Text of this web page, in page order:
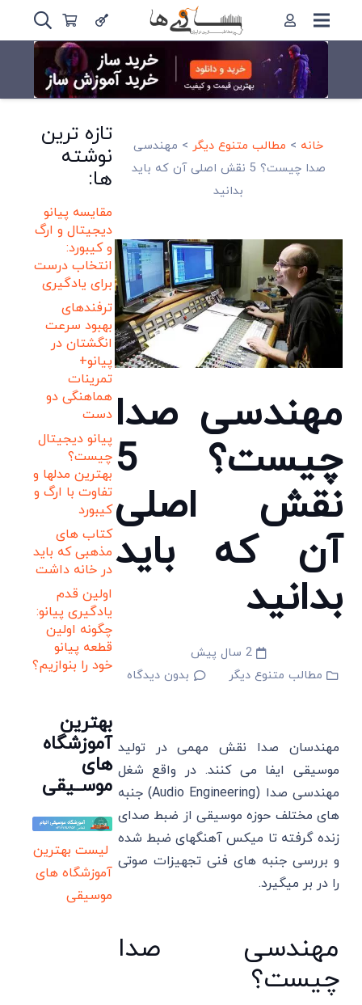
خانه > مطالب متنوع دیگر> مهندسی
صدا چیست؟ 5 نقش اصلی آن که باید
بدانید
مهندسی صدا
چیست؟ 5
نقش اصلی
آن که باید
بدانید
2 سال پیش
مطالب متنوع دیگر
بدون دیدگاه
مهندسان صدا نقش مهمی در تولید
موسیقی ایفا می کنند. در واقع شغل
مهندسی صدا (Audio Engineering) جنبه
های مختلف حوزه موسیقی از ضبط صدای
زنده گرفته تا میکس آهنگهای ضبط شده
و بررسی جنبه های فنی تجهیزات صوتی
را در بر میگیرد.
مهندسی صدا
چیست؟
تازه ترین
نوشته
ها:
مقایسه پیانو
دیجیتال و ارگ
و کیبورد:
انتخاب درست
برای یادگیری
ترفندهای
بهبود سرعت
انگشتان در
پیانو+
تمرینات
هماهنگی دو
دست
پیانو دیجیتال
چیست؟
بهترین مدلها و
تفاوت با ارگ و
کیبورد
کتاب های
مذهبی که باید
در خانه داشت
اولین قدم
یادگیری پیانو:
چگونه اولین
قطعه پیانو
خود را بنوازیم؟
بهترین
آموزشگاه
های
موســیقی
لیست بهترین
آموزشگاه های
موسیقی